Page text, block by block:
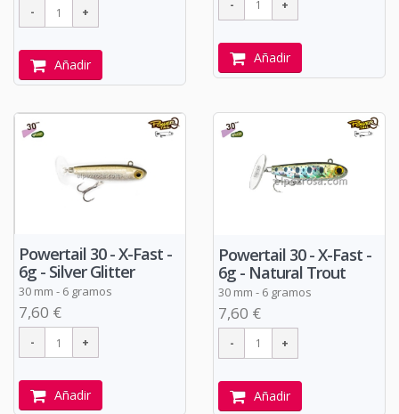
Añadir Añadir
Powertail 30 - X-Fast -
6g - Silver Glitter
30 mm - 6 gramos
7,60 €
Añadir
Powertail 30 - X-Fast -
6g - Natural Trout
30 mm - 6 gramos
7,60 €
Añadir